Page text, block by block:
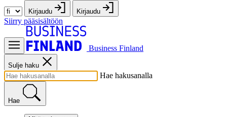
Kirjaudu Kirjaudu
Siirry pääsisältöön
Business Finland
Sulje haku
Hae hakusanalla
Hae